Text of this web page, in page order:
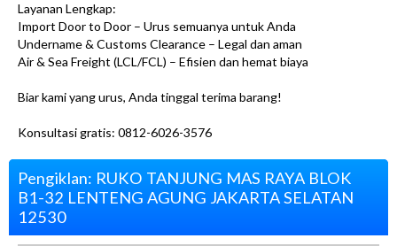
Layanan Lengkap:
Import Door to Door – Urus semuanya untuk Anda
Undername & Customs Clearance – Legal dan aman
Air & Sea Freight (LCL/FCL) – Efisien dan hemat biaya
Biar kami yang urus, Anda tinggal terima barang!
Konsultasi gratis: 0812-6026-3576
Pengiklan: RUKO TANJUNG MAS RAYA BLOK
B1-32 LENTENG AGUNG JAKARTA SELATAN
12530